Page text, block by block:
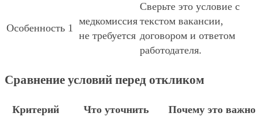
Особенность 1
медкомиссия
не требуется
Сверьте это условие с
текстом вакансии,
договором и ответом
работодателя.
Сравнение условий перед откликом
Критерий Что уточнить Почему это важно